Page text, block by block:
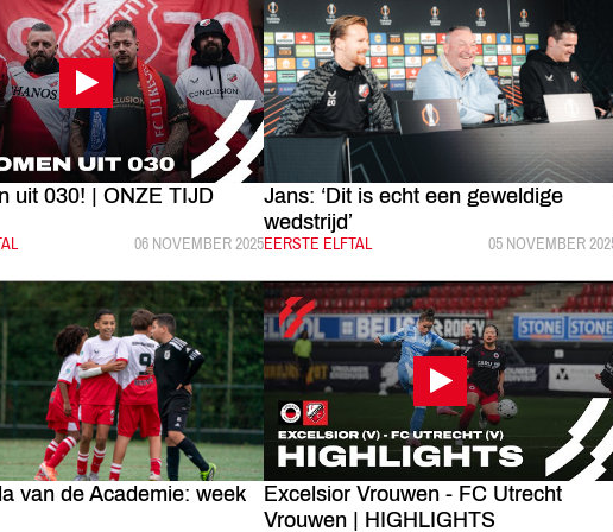
uit 030! | ONZE TIJD
GEPUBLICEERD:
06 NOVEMBER 2025
Jans: ‘Dit is echt een geweldige
wedstrijd’
CATEGORIE:
EERSTE ELFTAL GEPUBLICEERD:
05 NOVEMBER
van de Academie: week
Excelsior Vrouwen - FC Utrecht
Vrouwen | HIGHLIGHTS